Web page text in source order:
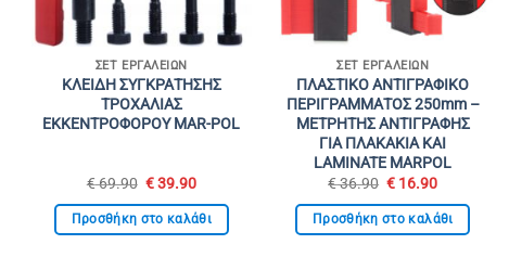
ΣΕΤ ΕΡΓΑΛΕΊΩΝ
ΚΛΕΙΔΗ ΣΥΓΚΡΑΤΗΣΗΣ
ΤΡΟΧΑΛΙΑΣ
ΕΚΚΕΝΤΡΟΦΟΡΟΥ MAR-POL
€69.90 Original
was:
€ 69.90.
€39.90Η
τιμή
είναι:
Προσθήκη στο καλάθι
ΣΕΤ ΕΡΓΑΛΕΊΩΝ
ΠΛΑΣΤΙΚΟ ΑΝΤΙΓΡΑΦΙΚΟ
ΠΕΡΙΓΡΑΜΜΑΤΟΣ 250mm –
ΜΕΤΡΗΤΗΣ ΑΝΤΙΓΡΑΦΗΣ
ΓΙΑ ΠΛΑΚΑΚΙΑ ΚΑΙ
LAMINATE MARPOL
€36.90 Original
was:
€ 36.90.
€ 16.90Η
τιμή
είναι:
Προσθήκη στο καλάθι